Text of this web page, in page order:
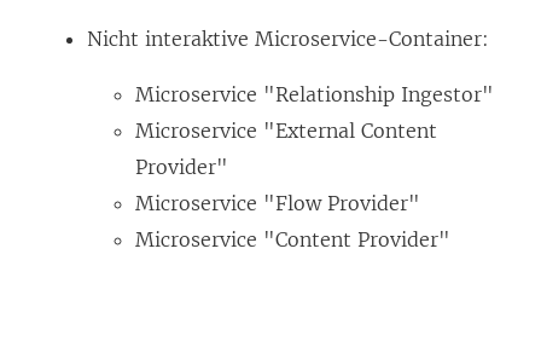
Nicht interaktive Microservice-Container:
Microservice "Relationship Ingestor"
Microservice "External Content
Provider"
Microservice "Flow Provider"
Microservice "Content Provider"